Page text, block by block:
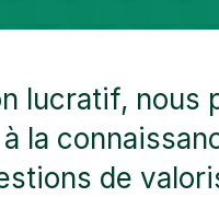
lucratif, nous
la
de